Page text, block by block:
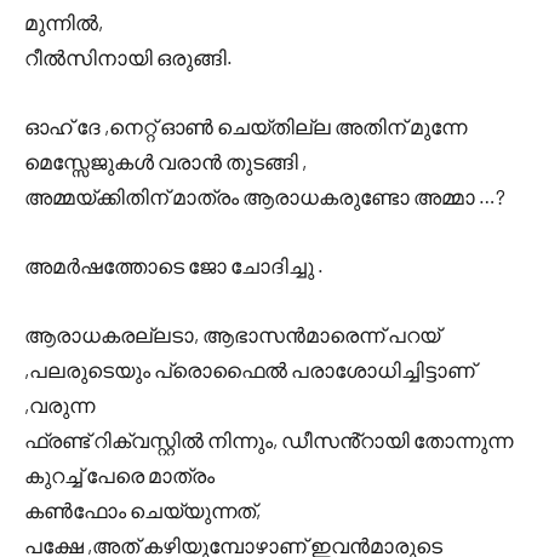
മുന്നിൽ,
റീൽസിനായി ഒരുങ്ങി.
ഓഹ് ദേ ,നെറ്റ് ഓൺ ചെയ്തില്ല അതിന് മുന്നേ
മെസ്സേജുകൾ വരാൻ തുടങ്ങി ,
അമ്മയ്ക്കിതിന് മാത്രം ആരാധകരുണ്ടോ അമ്മാ …?
അമർഷത്തോടെ ജോ ചോദിച്ചു .
ആരാധകരല്ലടാ, ആഭാസൻമാരെന്ന് പറയ്
,പലരുടെയും പ്രൊഫൈൽ പരാശോധിച്ചിട്ടാണ്
,വരുന്ന
ഫ്രണ്ട് റിക്വസ്റ്റിൽ നിന്നും, ഡീസൻ്റായി തോന്നുന്ന
കുറച്ച് പേരെ മാത്രം
കൺഫോം ചെയ്യുന്നത്,
പക്ഷേ ,അത് കഴിയുമ്പോഴാണ് ഇവൻമാരുടെ